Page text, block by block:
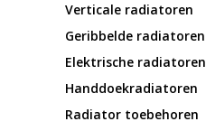
Verticale radiatoren
Geribbelde radiatoren
Elektrische radiatoren
Handdoekradiatoren
Radiator toebehoren